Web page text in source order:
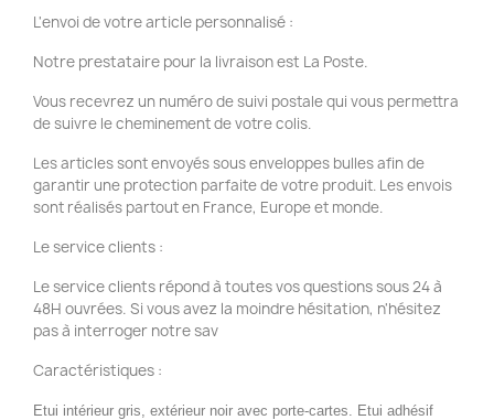
L'envoi de votre article personnalisé :
Notre prestataire pour la livraison est La Poste.
Vous recevrez un numéro de suivi postale qui vous permettra
de suivre le cheminement de votre colis.
Les articles sont envoyés sous enveloppes bulles afin de
garantir une protection parfaite de votre produit. Les envois
sont réalisés partout en France, Europe et monde.
Le service clients :
Le service clients répond à toutes vos questions sous 24 à
48H ouvrées. Si vous avez la moindre hésitation, n'hésitez
pas à interroger notre sav
Caractéristiques :
Etui intérieur gris, extérieur noir avec porte-cartes. Etui adhésif